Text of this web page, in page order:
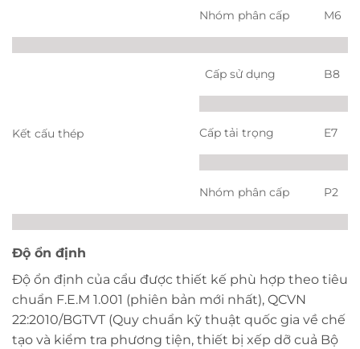
Nhóm phân cấp M6
Kết cấu thép
Cấp sử dụng B8
Cấp tải trọng E7
Nhóm phân cấp P2
Độ ổn định
Độ ổn định của cẩu được thiết kế phù hợp theo tiêu
chuẩn F.E.M 1.001 (phiên bản mới nhất), QCVN
22:2010/BGTVT (Quy chuẩn kỹ thuật quốc gia về chế
tạo và kiểm tra phương tiện, thiết bị xếp dỡ cuả Bộ